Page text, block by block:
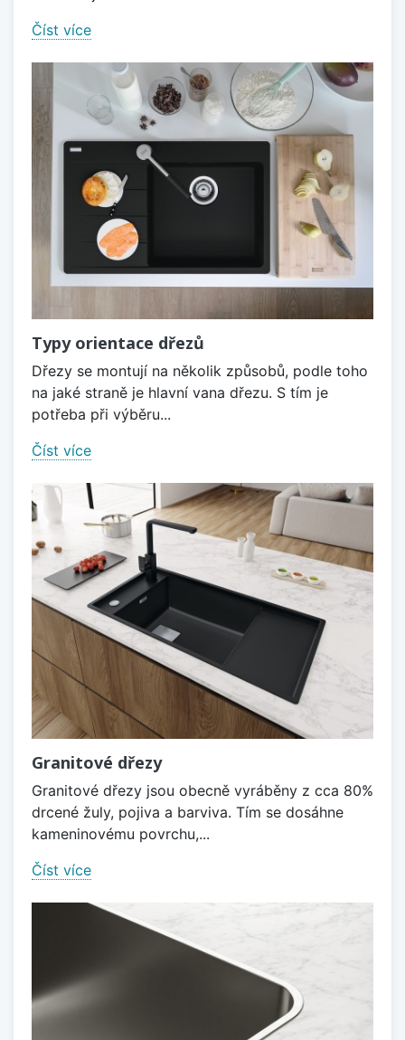
Číst více
Typy orientace dřezů
Dřezy se montují na několik způsobů, podle toho
na jaké straně je hlavní vana dřezu. S tím je
potřeba při výběru...
Číst více
Granitové dřezy
Granitové dřezy jsou obecně vyráběny z cca 80%
drcené žuly, pojiva a barviva. Tím se dosáhne
kameninovému povrchu,...
Číst více